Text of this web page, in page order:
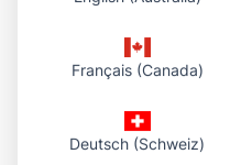
Siirry sivulle, jossa
Français (Canada)
Deutsch (Schweiz)